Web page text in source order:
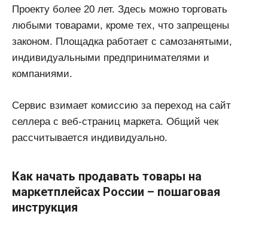
Проекту более 20 лет. Здесь можно торговать
любыми товарами, кроме тех, что запрещены
законом. Площадка работает с самозанятыми,
индивидуальными предпринимателями и
компаниями.
Сервис взимает комиссию за переход на сайт
селлера с веб-страниц маркета. Общий чек
рассчитывается индивидуально.
Как начать продавать товары на
маркетплейсах России – пошаговая
инструкция